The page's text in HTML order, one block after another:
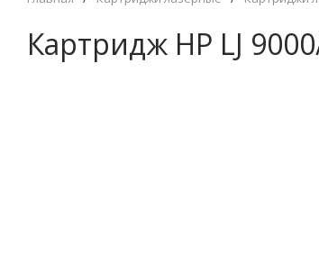
Картридж HP LJ